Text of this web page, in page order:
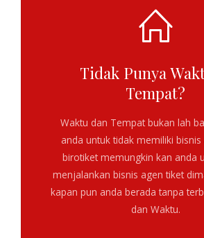
Tidak Punya
Tempat?
Waktu dan Tempat bukan lah
anda untuk tidak memiliki bisnis
birotiket memungkin kan anda
menjalankan bisnis agen tiket
kapan pun anda berada tanpa
dan Waktu.